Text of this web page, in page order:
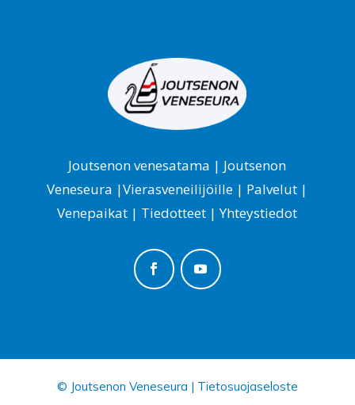
Joutsenon venesatama | Joutsenon
Veneseura |Vierasveneilijöille | Palvelut |
Venepaikat | Tiedotteet |Yhteystiedot
© Joutsenon Veneseura | Tietosuojaseloste